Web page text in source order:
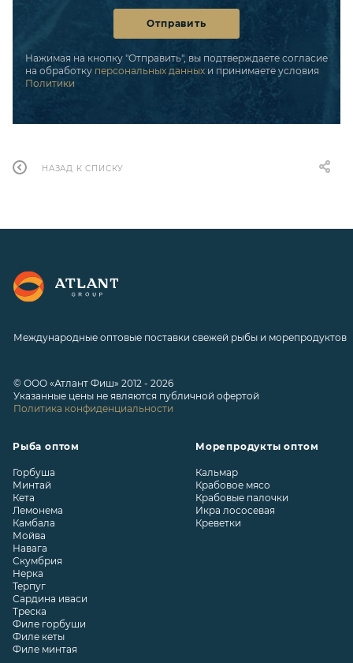
Отправить
Нажимая на кнопку "Отправить", вы подтверждаете согласие
на обработку персональных данных и принимаете условия
Политики
НАЗАД К СПИСКУ
Международные оптовые поставки свежей рыбы и морепродуктов
© ООО «Атлант Фиш» 2012 - 2026
Указанные цены не являются публичной офертой
Политика конфиденциальности
Рыба оптом
Горбуша
Минтай
Кета
Лемонема
Камбала
Мойва
Навага
Скумбрия
Нерка
Терпуг
Сардина иваси
Треска
Филе горбуши
Филе кеты
Филе минтая
Морепродукты оптом
Кальмар
Крабовое мясо
Крабовые палочки
Икра лососевая
Креветки